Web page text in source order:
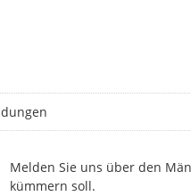
Melden Sie uns über den
kümmern soll.